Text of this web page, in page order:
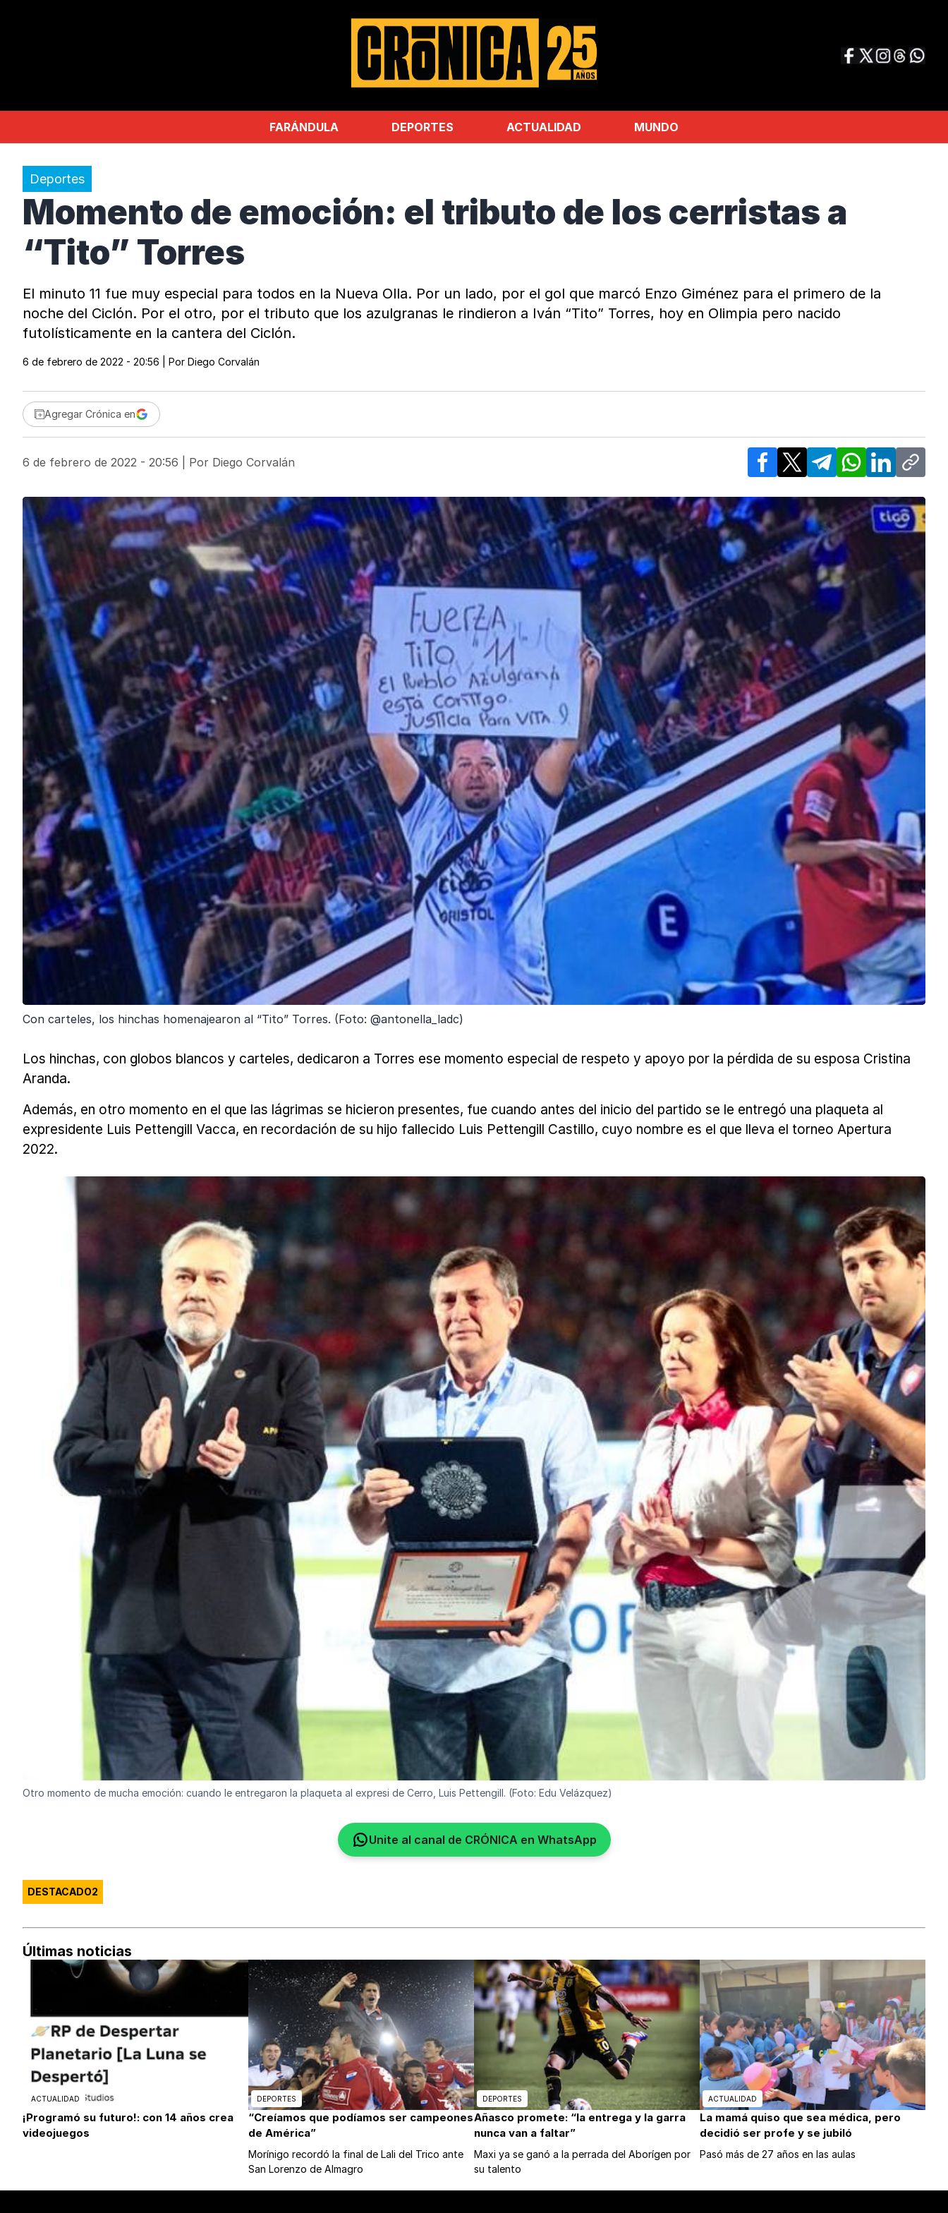
FARÁNDULA DEPORTES ACTUALIDAD MUNDO
Deportes
Momento de emoción: el tributo de los cerristas a
“Tito” Torres
El minuto 11 fue muy especial para todos en la Nueva Olla. Por un lado, por el gol que marcó Enzo Giménez para el primero de la
noche del Ciclón. Por el otro, por el tributo que los azulgranas le rindieron a Iván “Tito” Torres, hoy en Olimpia pero nacido
futolísticamente en la cantera del Ciclón.
6 de febrero de 2022 - 20:56 | Por Diego Corvalán
Agregar Crónica en
6 de febrero de 2022 - 20:56 | Por Diego Corvalán
Facebook
X TelegramWhatsApp
LinkedInCopy
Con carteles, los hinchas homenajearon al “Tito” Torres. (Foto: @antonella_ladc)
Los hinchas, con globos blancos y carteles, dedicaron a Torres ese momento especial de respeto y apoyo por la pérdida de su esposa Cristina
Aranda.
Además, en otro momento en el que las lágrimas se hicieron presentes, fue cuando antes del inicio del partido se le entregó una plaqueta al
expresidente Luis Pettengill Vacca, en recordación de su hijo fallecido Luis Pettengill Castillo, cuyo nombre es el que lleva el torneo Apertura
2022.
Otro momento de mucha emoción: cuando le entregaron la plaqueta al expresi de Cerro, Luis Pettengill. (Foto: Edu Velázquez)
Unite al canal de CRÓNICA en WhatsApp
DESTACADO2
Últimas noticias
ACTUALIDAD
¡Programó su futuro!: con 14 años crea
videojuegos
DEPORTES
“Creíamos que podíamos ser campeones
de América”
Morínigo recordó la final de Lali del Trico ante
San Lorenzo de Almagro
DEPORTES
Añasco promete: “la entrega y la garra
nunca van a faltar”
Maxi ya se ganó a la perrada del Aborígen por
su talento
ACTUALIDAD
La mamá quiso que sea médica, pero
decidió ser profe y se jubiló
Pasó más de 27 años en las aulas